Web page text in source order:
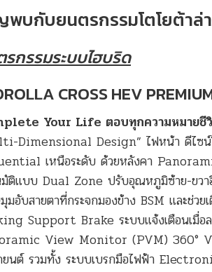
พบกับยนตรกรรมโตโยต้าล่
กรรมระบบไฮบริด
CROSS HEV
Your Life ตอบทุกความหมายชี
Dimensional Design” ไฟหน้า ดีไซ
เหนือระดับ ด้วยหลังคา
ติแบบ Dual Zone ปรับอุณหภูมิซ้าย-ขวา
มอับสายตาที่กระจกมองข้าง BSM และช่ว
Support Brake ระบบแจ้งเตือนเ
View Monitor (PVM) 360°
ยนต์ รวมทั้ง ระบบเบรกมือไฟฟ้า